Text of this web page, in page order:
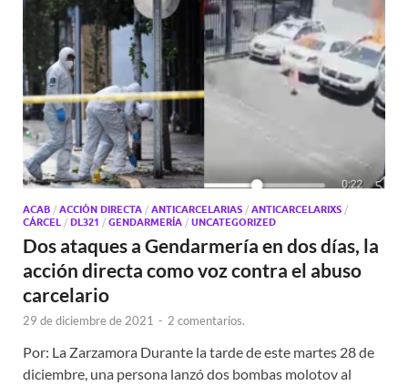
ACAB / ACCIÓN DIRECTA / ANTICARCELARIAS / ANTICARCELARIXS /
CÁRCEL / DL321 / GENDARMERÍA / UNCATEGORIZED
Dos ataques a Gendarmería en dos días, la
acción directa como voz contra el abuso
carcelario
29 de diciembre de 2021 - 2 comentarios.
Por: La Zarzamora Durante la tarde de este martes 28 de
diciembre, una persona lanzó dos bombas molotov al